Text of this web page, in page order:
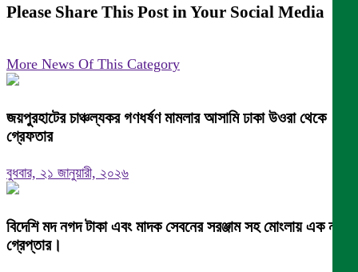
Please Share This Post in Your Social Media
More News Of This Category
জয়পুরহাটের চাঞ্চল্যকর গণধর্ষণ মামলার আসামি ঢাকা উওরা থেকে
গ্রেফতার
বুধবার, ২১ জানুয়ারী, ২০২৬
বিদেশি মদ নগদ টাকা এবং মাদক সেবনের সরঞ্জাম সহ মোংলায় এক নারী
গ্রেপ্তার।